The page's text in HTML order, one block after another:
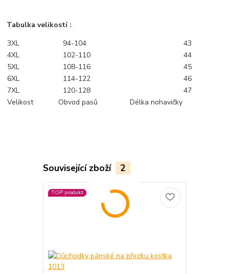
Tabulka velikostí :
3XL
94-104
43
4XL
102-110
44
5XL
108-116
45
6XL
114-122
46
7XL
120-128
47
Velikost
Obvod pasů Délka nohavičky
Související zboží 2
TOP produkt